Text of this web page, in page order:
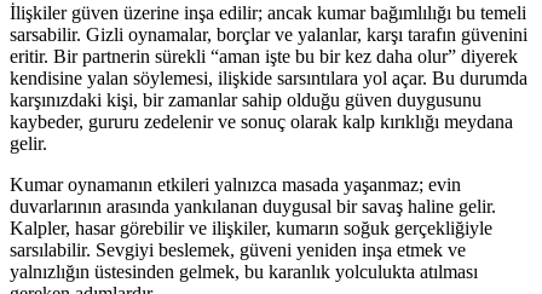
İlişkiler güven üzerine inşa edilir; ancak kumar bağımlılığı bu temeli
sarsabilir. Gizli oynamalar, borçlar ve yalanlar, karşı tarafın güvenini
eritir. Bir partnerin sürekli “aman işte bu bir kez daha olur” diyerek
kendisine yalan söylemesi, ilişkide sarsıntılara yol açar. Bu durumda
karşınızdaki kişi, bir zamanlar sahip olduğu güven duygusunu
kaybeder, gururu zedelenir ve sonuç olarak kalp kırıklığı meydana
gelir.
Kumar oynamanın etkileri yalnızca masada yaşanmaz; evin
duvarlarının arasında yankılanan duygusal bir savaş haline gelir.
Kalpler, hasar görebilir ve ilişkiler, kumarın soğuk gerçekliğiyle
sarsılabilir. Sevgiyi beslemek, güveni yeniden inşa etmek ve
yalnızlığın üstesinden gelmek, bu karanlık yolculukta atılması